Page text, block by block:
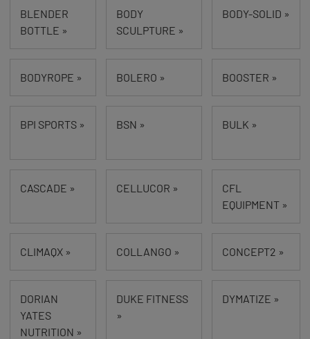
BLENDER
BOTTLE »
BODY
SCULPTURE »
BODY-SOLID »
BODYROPE » BOLERO » BOOSTER »
BPI SPORTS » BSN » BULK »
CASCADE » CELLUCOR »
CFL
EQUIPMENT »
CLIMAQX » COLLANGO » CONCEPT2 »
DORIAN
YATES
NUTRITION »
DUKE FITNESS
»
DYMATIZE »